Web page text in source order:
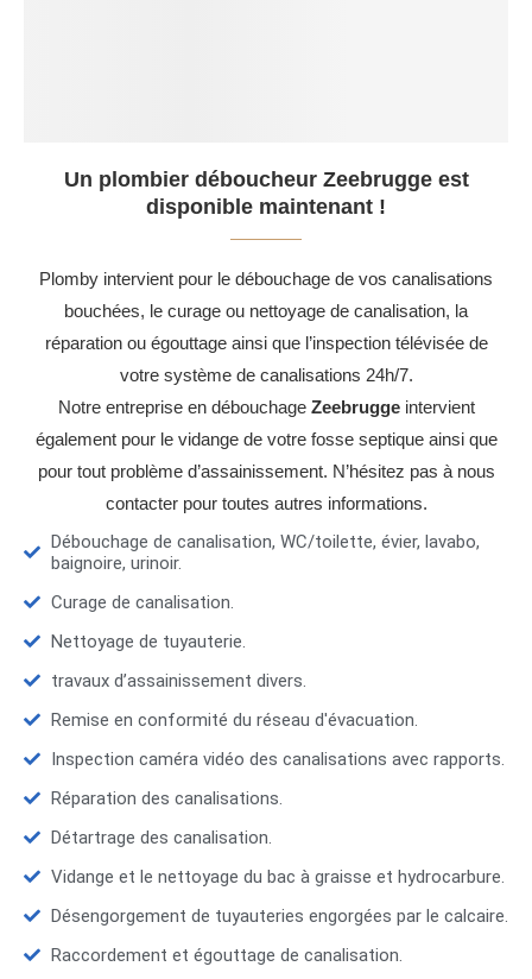
Un plombier déboucheur Zeebrugge est
disponible maintenant !
Plomby intervient pour le débouchage de vos canalisations
bouchées, le curage ou nettoyage de canalisation, la
réparation ou égouttage ainsi que l’inspection télévisée de
votre système de canalisations 24h/7.
Notre entreprise en débouchage Zeebruggeintervient
également pour le vidange de votre fosse septique ainsi que
pour tout problème d’assainissement. N’hésitez pas à nous
contacter pour toutes autres informations.
Débouchage de canalisation, WC/toilette, évier, lavabo,
baignoire, urinoir.
Curage de canalisation.
Nettoyage de tuyauterie.
travaux d’assainissement divers.
Remise en conformité du réseau d'évacuation.
Inspection caméra vidéo des canalisations avec rapports.
Réparation des canalisations.
Détartrage des canalisation.
Vidange et le nettoyage du bac à graisse et hydrocarbure.
Désengorgement de tuyauteries engorgées par le calcaire.
Raccordement et égouttage de canalisation.